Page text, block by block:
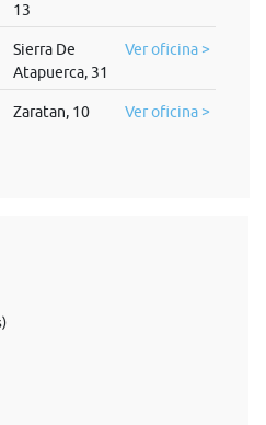
13
Sierra De
Atapuerca, 31
Ver oficina >
Zaratan, 10 Ver oficina >